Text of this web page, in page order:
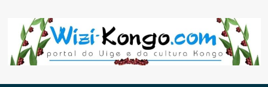
content